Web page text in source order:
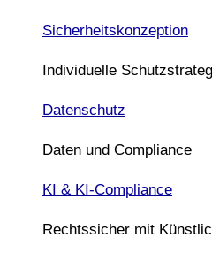
Sicherheitskonzeption
Individuelle
Datenschutz
Daten und Compliance
KI & KI-Compliance
Rechtssicher mit